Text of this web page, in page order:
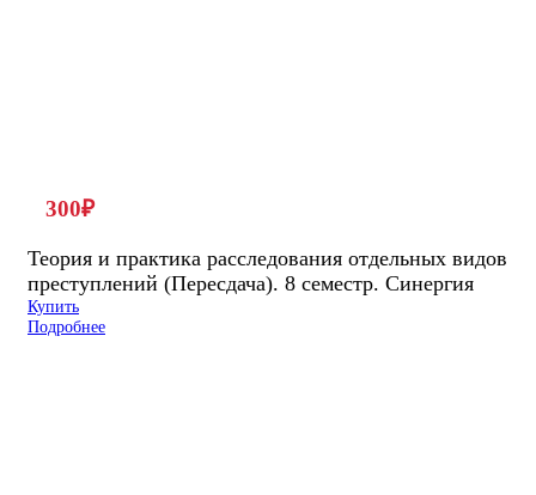
300₽
Теория и практика расследования отдельных видов
преступлений (Пересдача). 8 семестр. Синергия
Купить
Подробнее